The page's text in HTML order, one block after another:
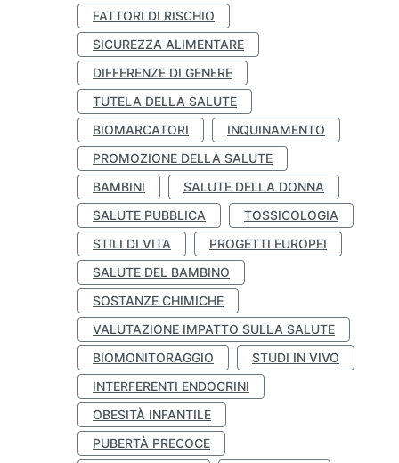
FATTORI DI RISCHIO
SICUREZZA ALIMENTARE
DIFFERENZE DI GENERE
TUTELA DELLA SALUTE
BIOMARCATORI
INQUINAMENTO
PROMOZIONE DELLA SALUTE
BAMBINI
SALUTE DELLA DONNA
SALUTE PUBBLICA
TOSSICOLOGIA
STILI DI VITA
PROGETTI EUROPEI
SALUTE DEL BAMBINO
SOSTANZE CHIMICHE
VALUTAZIONE IMPATTO SULLA SALUTE
BIOMONITORAGGIO
STUDI IN VIVO
INTERFERENTI ENDOCRINI
OBESITÀ INFANTILE
PUBERTÀ PRECOCE